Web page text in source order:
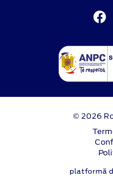
© 2026
platformă